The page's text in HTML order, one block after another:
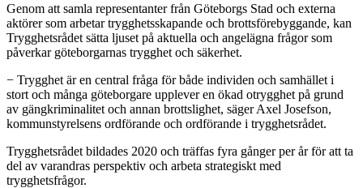
Genom att samla representanter från Göteborgs Stad och externa
aktörer som arbetar trygghetsskapande och brottsförebyggande, kan
Trygghetsrådet sätta ljuset på aktuella och angelägna frågor som
påverkar göteborgarnas trygghet och säkerhet.
− Trygghet är en central fråga för både individen och samhället i
stort och många göteborgare upplever en ökad otrygghet på grund
av gängkriminalitet och annan brottslighet, säger Axel Josefson,
kommunstyrelsens ordförande och ordförande i trygghetsrådet.
Trygghetsrådet bildades 2020 och träffas fyra gånger per år för att ta
del av varandras perspektiv och arbeta strategiskt med
trygghetsfrågor.